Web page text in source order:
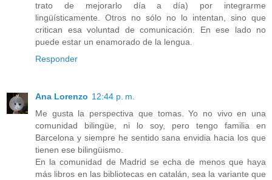
trato de mejorarlo día a día) por integrarme
lingüísticamente. Otros no sólo no lo intentan, sino que
critican esa voluntad de comunicación. En ese lado no
puede estar un enamorado de la lengua.
Responder
Ana Lorenzo 12:44 p. m.
Me gusta la perspectiva que tomas. Yo no vivo en una
comunidad bilingüe, ni lo soy, pero tengo familia en
Barcelona y siempre he sentido sana envidia hacia los que
tienen ese bilingüismo.
En la comunidad de Madrid se echa de menos que haya
más libros en las bibliotecas en catalán, sea la variante que